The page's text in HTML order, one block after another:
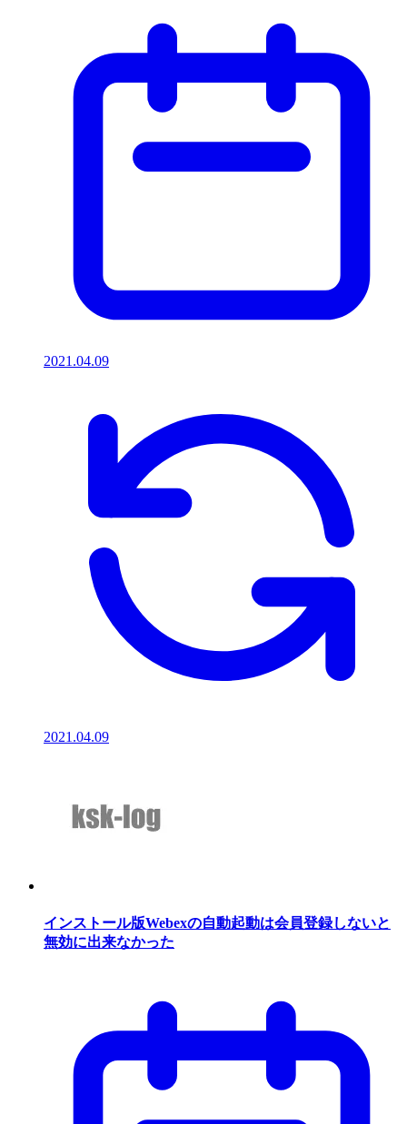
2021.04.09
2021.04.09
インストール版Webexの自動起動は会員登録しないと
無効に出来なかった